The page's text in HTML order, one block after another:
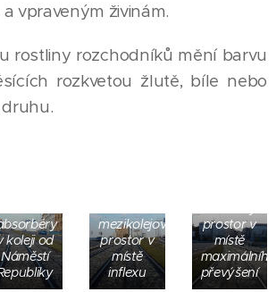
vpraveným živinám.
rostliny rozchodníků mění barvu
rozkvetou žlutě, bíle nebo
koleji od
Náměstí
mezikolejový
prostor v
místě
inflexu
prostor v
místě
maximálního
převýšení